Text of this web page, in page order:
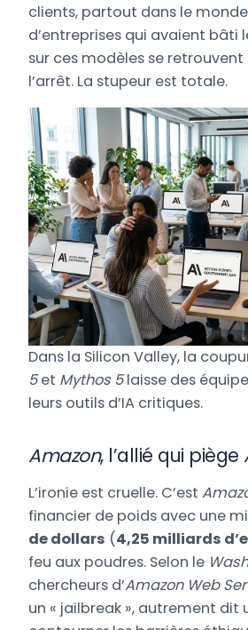
clients, partout dans le
d’entreprises qui avaient bâti
sur ces modèles se
l’arrêt. La stupeur est totale.
Dans la Silicon Valley, la
5et Mythos 5laisse des
leurs outils d’IA critiques.
Amazon, l’allié qui piège
L’ironie est cruelle. C’est
financier de poids avec une
de dollars (4,25 milliards
feu aux poudres. Selon le
chercheurs d’Amazon Web
un « jailbreak », autrement